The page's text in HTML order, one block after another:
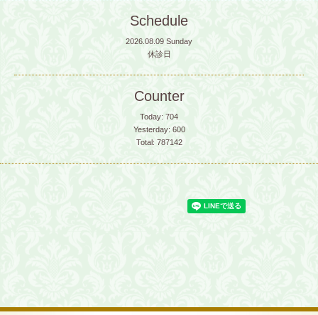
Schedule
2026.08.09 Sunday
休診日
Counter
Today: 704
Yesterday: 600
Total: 787142